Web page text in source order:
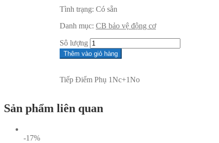
Tình trạng: Có sẵn
Danh mục: CB bảo vệ động cơ
Sô lượng
Thêm vào giỏ hàng
Tiếp Điểm Phụ 1Nc+1No
Sản phẩm liên quan
-17%